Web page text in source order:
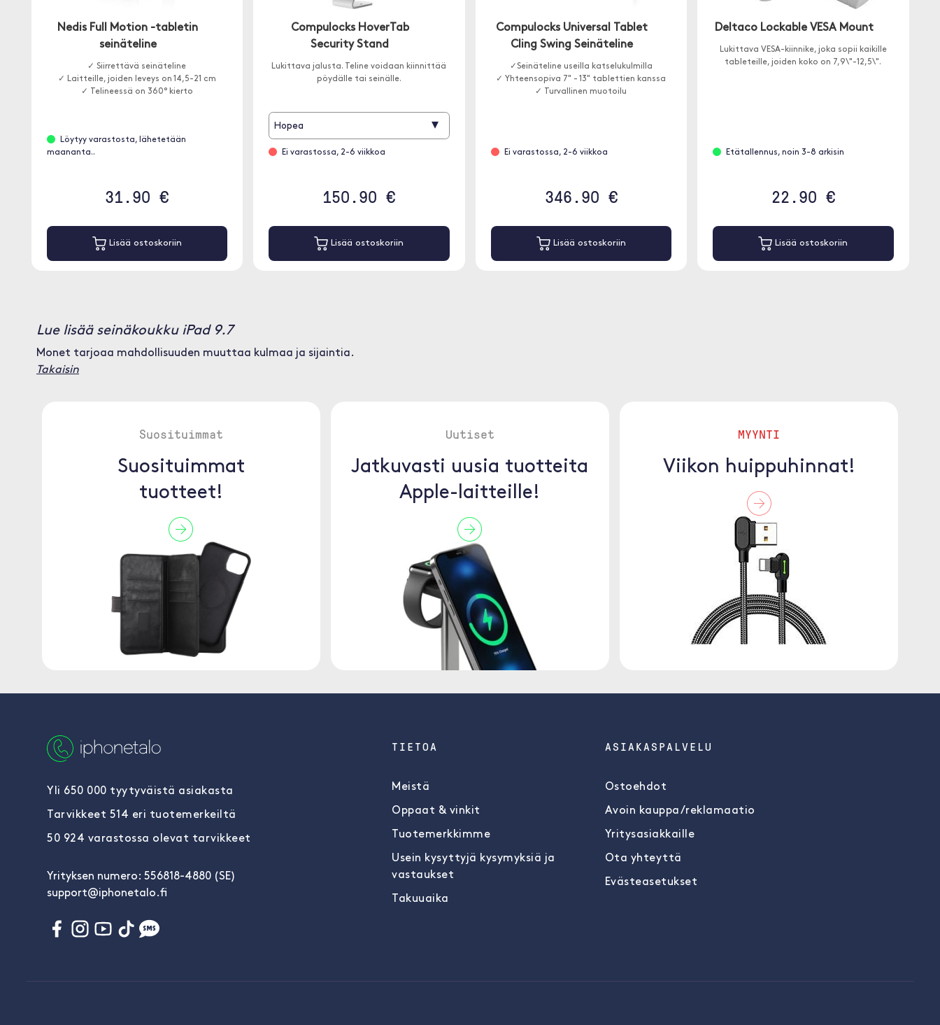
Nedis Full Motion -tabletin
seinäteline
✓ Siirrettävä seinäteline
✓ Laitteille, joiden leveys on 14,5-21 cm
✓ Telineessä on 360° kierto
Löytyy varastosta, lähetetään
maananta..
31.90 €
Lisää ostoskoriin
Compulocks HoverTab
Security Stand
Lukittava jalusta. Teline voidaan kiinnittää
pöydälle tai seinälle.
Hopea ▾
Ei varastossa, 2-6 viikkoa
150.90 €
Lisää ostoskoriin
Compulocks Universal Tablet
Cling Swing Seinäteline
✓Seinäteline useilla katselukulmilla
✓ Yhteensopiva 7" - 13" tablettien kanssa
✓ Turvallinen muotoilu
Ei varastossa, 2-6 viikkoa
346.90 €
Lisää ostoskoriin
Deltaco Lockable VESA Mount
Lukittava VESA-kiinnike, joka sopii kaikille
tableteille, joiden koko on 7,9\"-12,5\".
Etätallennus, noin 3-8 arkisin
22.90 €
Lisää ostoskoriin
Lue lisää seinäkoukku iPad 9.7
Monet tarjoaa mahdollisuuden muuttaa kulmaa ja sijaintia.
Takaisin
Suosituimmat
Suosituimmat
tuotteet!
Uutiset
Jatkuvasti uusia tuotteita
Apple-laitteille!
MYYNTI
Viikon huippuhinnat!
Yli 650 000 tyytyväistä asiakasta
Tarvikkeet 514 eri tuotemerkeiltä
50 924 varastossa olevat tarvikkeet
Yrityksen numero: 556818-4880 (SE)
support@iphonetalo.fi
TIETOA
Meistä
Oppaat & vinkit
Tuotemerkkimme
Usein kysyttyjä kysymyksiä ja
vastaukset
Takuuaika
ASIAKASPALVELU
Ostoehdot
Avoin kauppa/reklamaatio
Yritysasiakkaille
Ota yhteyttä
Evästeasetukset